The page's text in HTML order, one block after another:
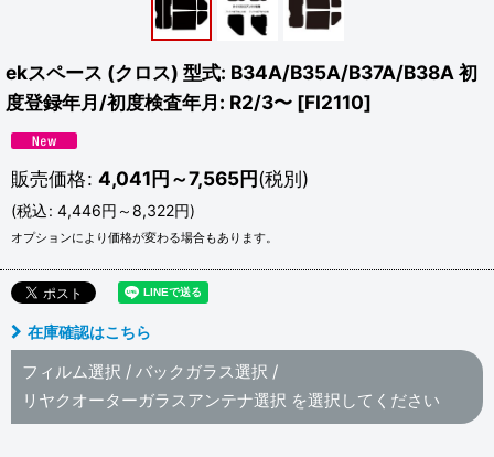
ekスペース (クロス) 型式: B34A/B35A/B37A/B38A 初
度登録年月/初度検査年月: R2/3〜 [FI2110]
販売価格: 4,041円～7,565円(税別)
(税込: 4,446円 ～8,322円)
オプションにより価格が変わる場合もあります。
在庫確認はこちら
フィルム選択 / バックガラス選択 /
リヤクオーターガラスアンテナ選択 を選択してください